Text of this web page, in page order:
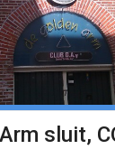
sluit,